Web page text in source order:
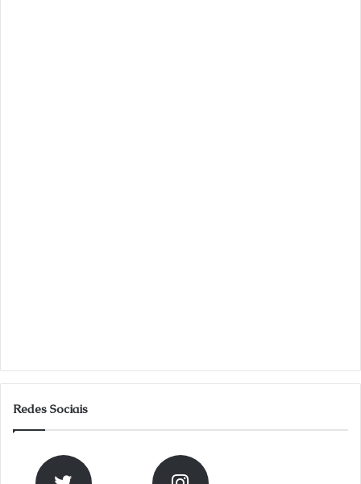
Redes Sociais